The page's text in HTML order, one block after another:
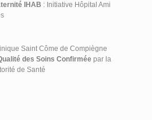
IHAB : Initiative Hôpital Ami
Saint Côme de Compiègne
des Soins Confirmée par la
de Santé